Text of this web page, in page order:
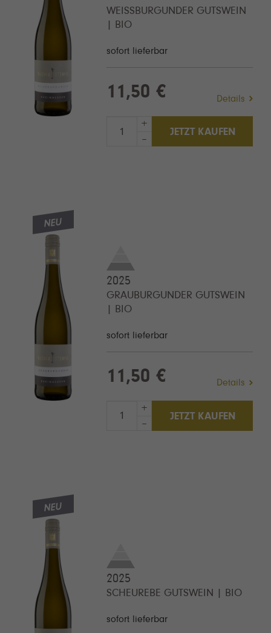
WEISSBURGUNDER GUTSWEIN |
BIO
sofort lieferbar
11,50 € Details
+
–
JETZT KAUFEN
NEU
2025
GRAUBURGUNDER GUTSWEIN
| BIO
sofort lieferbar
11,50 € Details
+
–
JETZT KAUFEN
NEU
2025
SCHEUREBE GUTSWEIN | BIO
sofort lieferbar